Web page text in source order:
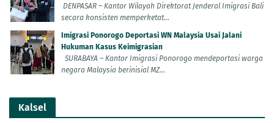
DENPASAR – Kantor Wilayah Direktorat Jenderal Imigrasi Bali
secara konsisten memperketat...
Imigrasi Ponorogo Deportasi WN Malaysia Usai Jalani
Hukuman Kasus Keimigrasian
SURABAYA – Kantor Imigrasi Ponorogo mendeportasi warga
negara Malaysia berinisial MZ...
Kalsel